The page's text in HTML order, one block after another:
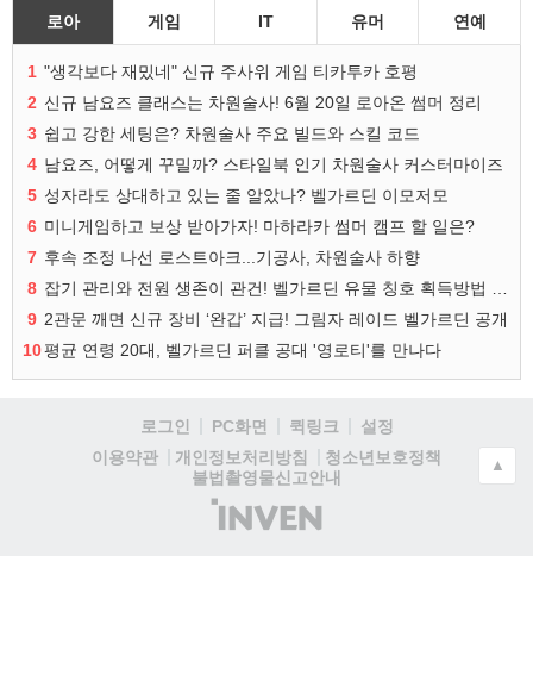
로아 게임 IT 유머 연예
1 "생각보다 재밌네" 신규 주사위 게임 티카투카 호평
2 신규 남요즈 클래스는 차원술사! 6월 20일 로아온 썸머 정리
3 쉽고 강한 세팅은? 차원술사 주요 빌드와 스킬 코드
4 남요즈, 어떻게 꾸밀까? 스타일북 인기 차원술사 커스터마이즈
5 성자라도 상대하고 있는 줄 알았나? 벨가르딘 이모저모
6 미니게임하고 보상 받아가자! 마하라카 썸머 캠프 할 일은?
7 후속 조정 나선 로스트아크...기공사, 차원술사 하향
8
9 2관문 깨면 신규 장비 ‘완갑’ 지급! 그림자 레이드 벨가르딘 공개
10평균 연령 20대, 벨가르딘 퍼클 공대 '영로티'를 만나다
로그인 PC화면 퀵링크
설정
이용약관
개인정보처리방침
청소년보호정책
불법촬영물신고안내
(주)
인
▲